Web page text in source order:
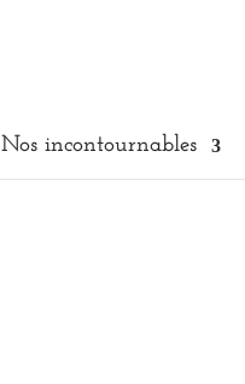
Nos incontournables